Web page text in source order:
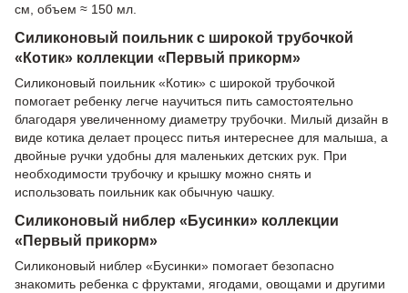
см, объем ≈ 150 мл.
Силиконовый поильник с широкой трубочкой
«Котик» коллекции «Первый прикорм»
Силиконовый поильник «Котик» с широкой трубочкой
помогает ребенку легче научиться пить самостоятельно
благодаря увеличенному диаметру трубочки. Милый дизайн в
виде котика делает процесс питья интереснее для малыша, а
двойные ручки удобны для маленьких детских рук. При
необходимости трубочку и крышку можно снять и
использовать поильник как обычную чашку.
Силиконовый ниблер «Бусинки» коллекции
«Первый прикорм»
Силиконовый ниблер «Бусинки» помогает безопасно
знакомить ребенка с фруктами, ягодами, овощами и другими